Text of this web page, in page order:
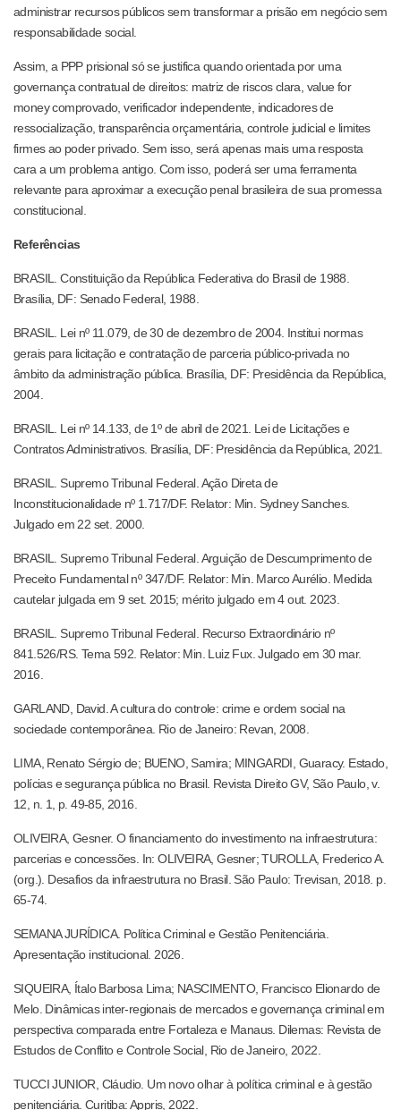
administrar recursos públicos sem transformar a prisão em negócio sem
responsabilidade social.
Assim, a PPP prisional só se justifica quando orientada por uma
governança contratual de direitos: matriz de riscos clara, value for
money comprovado, verificador independente, indicadores de
ressocialização, transparência orçamentária, controle judicial e limites
firmes ao poder privado. Sem isso, será apenas mais uma resposta
cara a um problema antigo. Com isso, poderá ser uma ferramenta
relevante para aproximar a execução penal brasileira de sua promessa
constitucional.
Referências
BRASIL. Constituição da República Federativa do Brasil de 1988.
Brasília, DF: Senado Federal, 1988.
BRASIL. Lei nº 11.079, de 30 de dezembro de 2004. Institui normas
gerais para licitação e contratação de parceria público-privada no
âmbito da administração pública. Brasília, DF: Presidência da República,
2004.
BRASIL. Lei nº 14.133, de 1º de abril de 2021. Lei de Licitações e
Contratos Administrativos. Brasília, DF: Presidência da República, 2021.
BRASIL. Supremo Tribunal Federal. Ação Direta de
Inconstitucionalidade nº 1.717/DF. Relator: Min. Sydney Sanches.
Julgado em 22 set. 2000.
BRASIL. Supremo Tribunal Federal. Arguição de Descumprimento de
Preceito Fundamental nº 347/DF. Relator: Min. Marco Aurélio. Medida
cautelar julgada em 9 set. 2015; mérito julgado em 4 out. 2023.
BRASIL. Supremo Tribunal Federal. Recurso Extraordinário nº
841.526/RS. Tema 592. Relator: Min. Luiz Fux. Julgado em 30 mar.
2016.
GARLAND, David. A cultura do controle: crime e ordem social na
sociedade contemporânea. Rio de Janeiro: Revan, 2008.
LIMA, Renato Sérgio de; BUENO, Samira; MINGARDI, Guaracy. Estado,
polícias e segurança pública no Brasil. Revista Direito GV, São Paulo, v.
12, n. 1, p. 49-85, 2016.
OLIVEIRA, Gesner. O financiamento do investimento na infraestrutura:
parcerias e concessões. In: OLIVEIRA, Gesner; TUROLLA, Frederico A.
(org.). Desafios da infraestrutura no Brasil. São Paulo: Trevisan, 2018. p.
65-74.
SEMANA JURÍDICA. Política Criminal e Gestão Penitenciária.
Apresentação institucional. 2026.
SIQUEIRA, Ítalo Barbosa Lima; NASCIMENTO, Francisco Elionardo de
Melo. Dinâmicas inter-regionais de mercados e governança criminal em
perspectiva comparada entre Fortaleza e Manaus. Dilemas: Revista de
Estudos de Conflito e Controle Social, Rio de Janeiro, 2022.
TUCCI JUNIOR, Cláudio. Um novo olhar à política criminal e à gestão
penitenciária. Curitiba: Appris, 2022.